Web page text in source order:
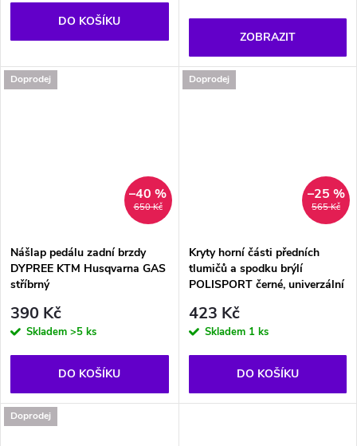
DO KOŠÍKU
ZOBRAZIT
Doprodej
650 Kč
–40 %
Nášlap pedálu zadní brzdy
DYPREE KTM Husqvarna GAS
stříbrný
390 Kč
Skladem >5 ks
DO KOŠÍKU
Doprodej
565 Kč
–25 %
Kryty horní části předních
tlumičů a spodku brýlí
POLISPORT černé, univerzální
423 Kč
Skladem 1 ks
DO KOŠÍKU
Doprodej